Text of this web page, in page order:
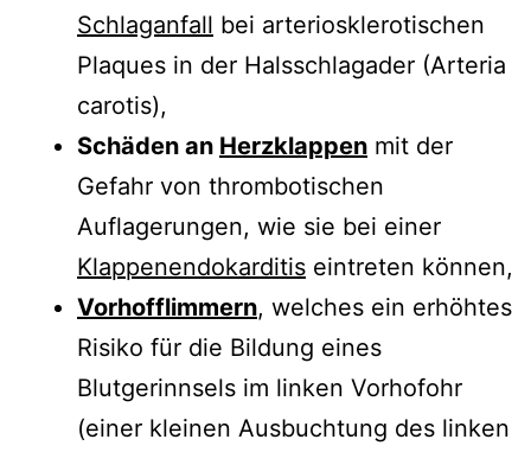
Schlaganfall bei arteriosklerotischen
Plaques in der Halsschlagader (Arteria
carotis),
Schäden an Herzklappen mit der
Gefahr von thrombotischen
Auflagerungen, wie sie bei einer
Klappenendokarditis eintreten können,
Vorhofflimmern, welches ein erhöhtes
Risiko für die Bildung eines
Blutgerinnsels im linken Vorhofohr
(einer kleinen Ausbuchtung des linken